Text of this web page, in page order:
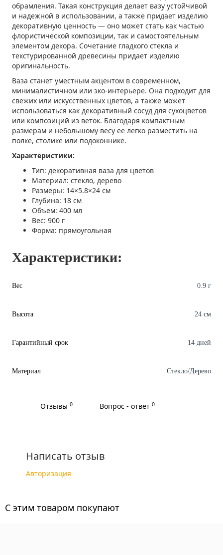
обрамления. Такая конструкция делает вазу устойчивой
и надежной в использовании, а также придает изделию
декоративную ценность — оно может стать как частью
флористической композиции, так и самостоятельным
элементом декора. Сочетание гладкого стекла и
текстурированной древесины придает изделию
оригинальность.
Ваза станет уместным акцентом в современном,
минималистичном или эко-интерьере. Она подходит для
свежих или искусственных цветов, а также может
использоваться как декоративный сосуд для сухоцветов
или композиций из веток. Благодаря компактным
размерам и небольшому весу ее легко разместить на
полке, столике или подоконнике.
Характеристики:
Тип: декоративная ваза для цветов
Материал: стекло, дерево
Размеры: 14×5.8×24 см
Глубина: 18 см
Объем: 400 мл
Вес: 900 г
Форма: прямоугольная
Характеристики:
Вес 0.9 г
Высота 24 см
Гарантийный срок 14 дней
Материал Стекло/Дерево
Отзывы 0 Вопрос - ответ 0
Написать отзыв
Авторизация
C этим товаром покупают